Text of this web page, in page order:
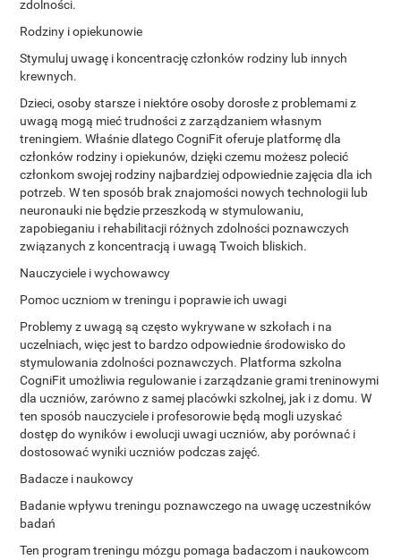
zdolności.
Rodziny i opiekunowie
Stymuluj uwagę i koncentrację członków rodziny lub innych
krewnych.
Dzieci, osoby starsze i niektóre osoby dorosłe z problemami z
uwagą mogą mieć trudności z zarządzaniem własnym
treningiem. Właśnie dlatego CogniFit oferuje platformę dla
członków rodziny i opiekunów, dzięki czemu możesz polecić
członkom swojej rodziny najbardziej odpowiednie zajęcia dla ich
potrzeb. W ten sposób brak znajomości nowych technologii lub
neuronauki nie będzie przeszkodą w stymulowaniu,
zapobieganiu i rehabilitacji różnych zdolności poznawczych
związanych z koncentracją i uwagą Twoich bliskich.
Nauczyciele i wychowawcy
Pomoc uczniom w treningu i poprawie ich uwagi
Problemy z uwagą są często wykrywane w szkołach i na
uczelniach, więc jest to bardzo odpowiednie środowisko do
stymulowania zdolności poznawczych. Platforma szkolna
CogniFit umożliwia regulowanie i zarządzanie grami treninowymi
dla uczniów, zarówno z samej placówki szkolnej, jak i z domu. W
ten sposób nauczyciele i profesorowie będą mogli uzyskać
dostęp do wyników i ewolucji uwagi uczniów, aby porównać i
dostosować wyniki uczniów podczas zajęć.
Badacze i naukowcy
Badanie wpływu treningu poznawczego na uwagę uczestników
badań
Ten program treningu mózgu pomaga badaczom i naukowcom